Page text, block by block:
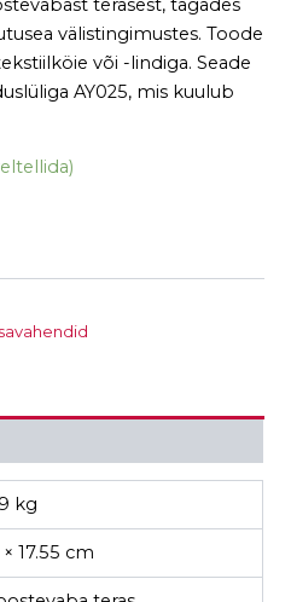
terasest, tagades
välistingimustes. Toode
või -lindiga. Seade
AY025, mis kuulub
kg
× 17.55 cm